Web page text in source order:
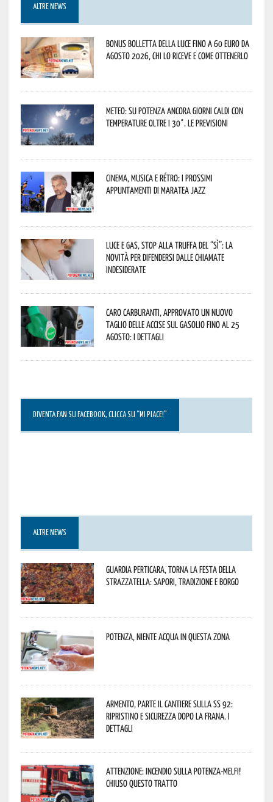
ALTRE NEWS
Bonus bolletta della luce fino a 60 euro da
agosto 2026, chi lo riceve e come ottenerlo
Meteo: su Potenza ancora giorni caldi con
temperature oltre i 30°. Le previsioni
Cinema, musica e rétro: i prossimi
appuntamenti di Maratea Jazz
Luce e gas, stop alla truffa del “Sì”: la
novità per difendersi dalle chiamate
indesiderate
Caro carburanti, approvato un nuovo
taglio delle accise sul gasolio fino al 25
agosto: i dettagli
DIVENTA FAN SU FACEBOOK, CLICCA SU “MI PIACE!”
ALTRE NEWS
Guardia Perticara, torna la Festa della
Strazzatella: sapori, tradizione e borgo
Potenza, niente acqua in questa zona
Armento, parte il cantiere sulla SS 92:
ripristino e sicurezza dopo la frana. I
dettagli
Attenzione: incendio sulla Potenza-Melfi!
Chiuso questo tratto